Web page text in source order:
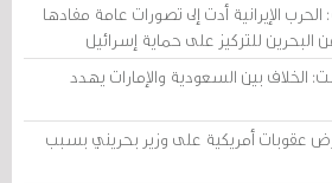
الإيرانية أدت إلى تصورات عامة مفادها
البحرين للتركيز على حماية إسرائيل
الخلاف بين السعودية والإمارات يهدد
عقوبات أمريكية على وزير بحريني بسبب